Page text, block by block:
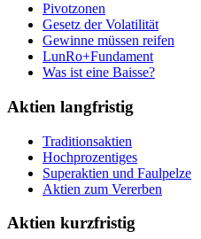
Pivotzonen
Gesetz der Volatilität
Gewinne müssen reifen
LunRo+Fundament
Was ist eine Baisse?
Aktien langfristig
Traditionsaktien
Hochprozentiges
Superaktien und Faulpelze
Aktien zum Vererben
Aktien kurzfristig